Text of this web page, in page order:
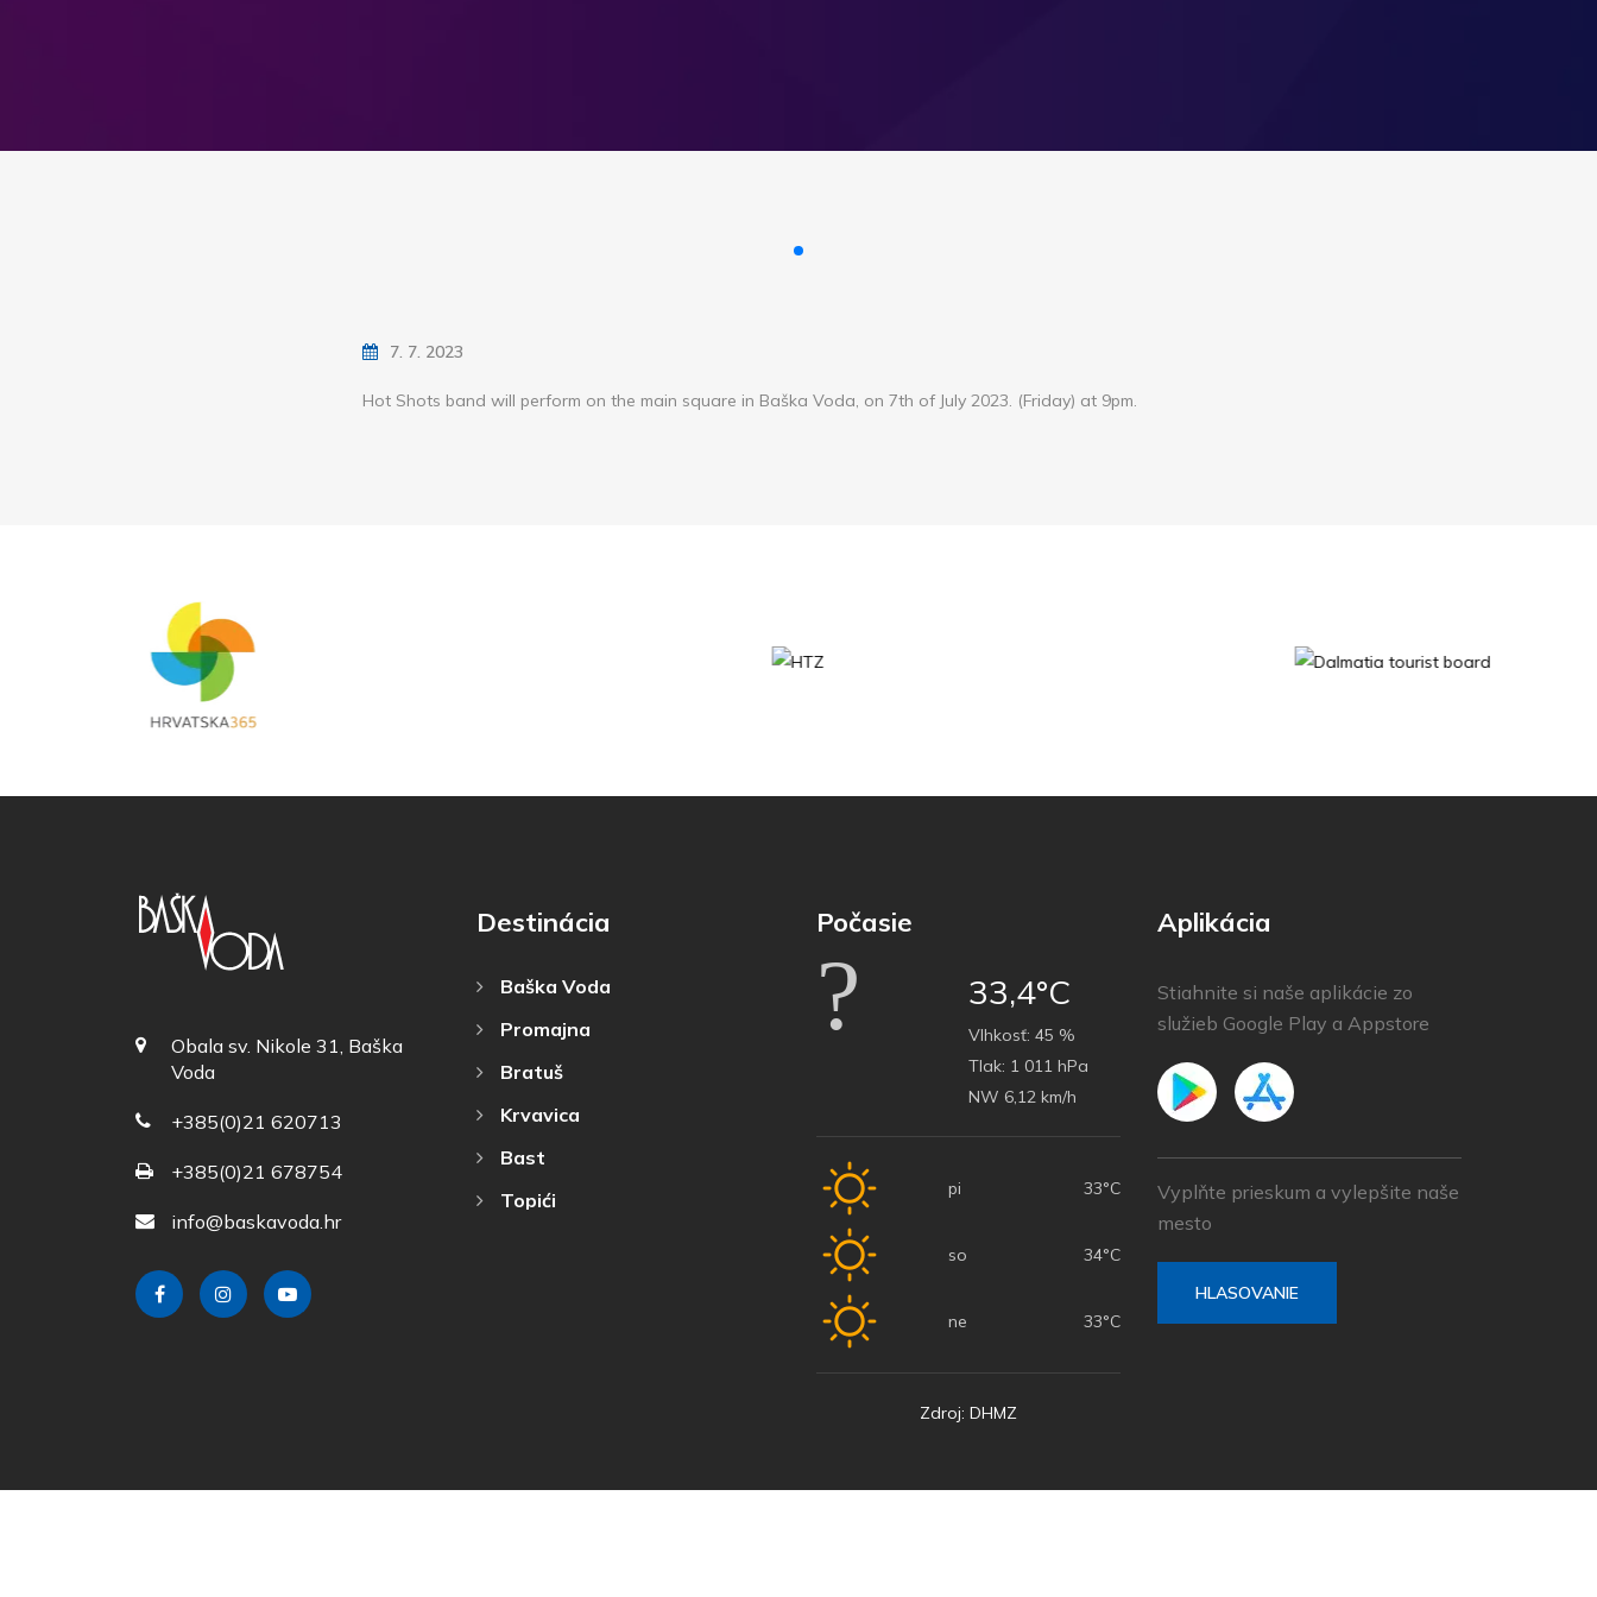
7. 7. 2023
Hot Shots band will perform on the main square in Baška Voda, on 7th of July 2023. (Friday) at 9pm.
Obala sv. Nikole 31, Baška
Voda
+385(0)21 620713
+385(0)21 678754
info@baskavoda.hr
Destinácia
Baška Voda
Promajna
Bratuš
Krvavica
Bast
Topići
Počasie
33,4°C
Vlhkosť: 45 %
Tlak: 1 011 hPa
NW 6,12 km/h
pi 33°C
so 34°C
ne 33°C
Zdroj: DHMZ
Aplikácia
Stiahnite si naše aplikácie zo
služieb Google Play a Appstore
Vyplňte prieskum a vylepšite naše
mesto
HLASOVANIE